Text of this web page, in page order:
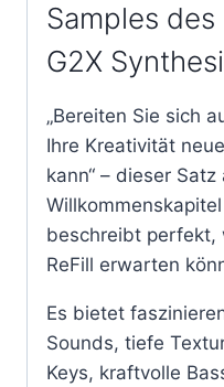
Samples
G2X
„Bereiten Sie sich
Ihre Kreativität
kann“ – dieser Satz
beschreibt perfekt,
ReFill erwarten
Es bietet
Sounds, tiefe
Keys, kraftvolle